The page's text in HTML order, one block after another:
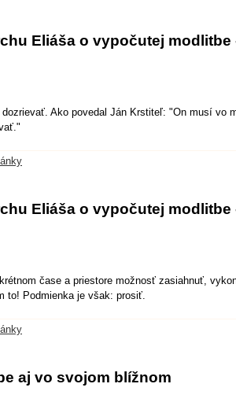
Eliáša o vypočutej modlitbe
Ako povedal Ján Krstiteľ: "On musí vo
Eliáša o vypočutej modlitbe
čase a priestore možnosť zasiahnuť,
to! Podmienka je však: prosiť.
aj vo svojom blížnom